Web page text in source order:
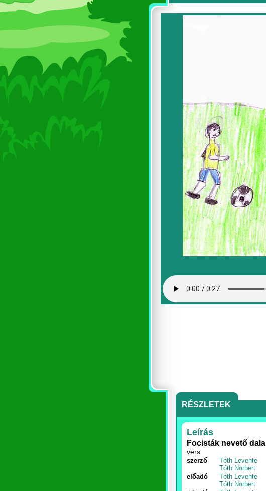
RÉSZLETEK
Leírás
Focisták nevető dala
vers
szerző
Tóth Levente
Tóth Norbert
előadó
Tóth Levente
Tóth Norbert